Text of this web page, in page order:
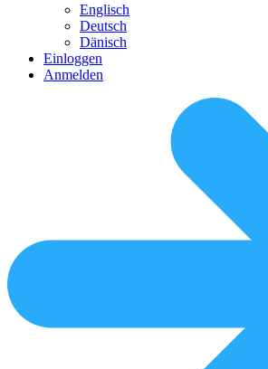
Englisch
Deutsch
Dänisch
Einloggen
Anmelden